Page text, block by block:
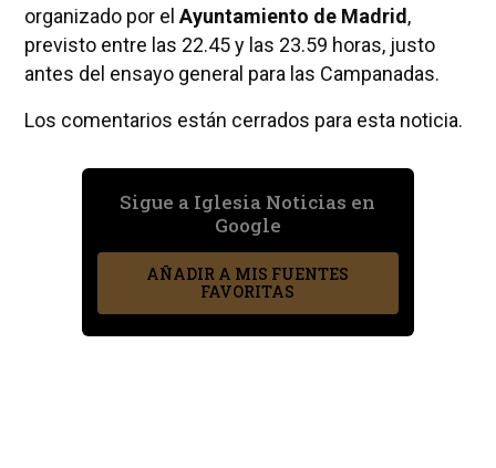
organizado por el Ayuntamiento de Madrid,
previsto entre las 22.45 y las 23.59 horas, justo
antes del ensayo general para las Campanadas.
Los comentarios están cerrados para esta noticia.
Sigue a Iglesia Noticias en
Google
AÑADIR A MIS FUENTES
FAVORITAS